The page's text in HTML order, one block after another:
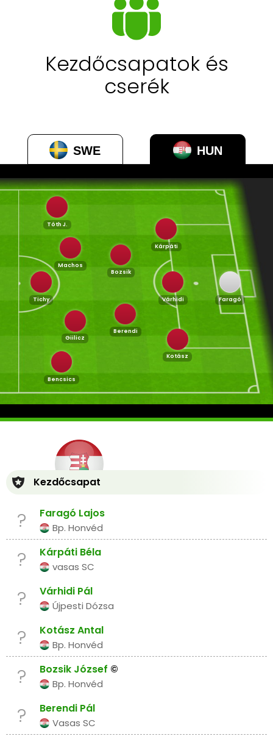
Kezdőcsapatok és
cserék
SWE HUN
Faragó
Kárpáti
Várhidi
Kotász
Bozsik
Berendi
Tóth J.
Machos
Tichy
Giilicz
Bencsics
Kezdőcsapat
? Faragó Lajos
Bp. Honvéd
? Kárpáti Béla
vasas SC
? Várhidi Pál
Újpesti Dózsa
? Kotász Antal
Bp. Honvéd
? Bozsik József ©
Bp. Honvéd
? Berendi Pál
Vasas SC